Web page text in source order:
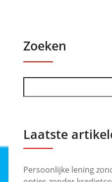
Zoeken
Laatste
Persoonlijke lening